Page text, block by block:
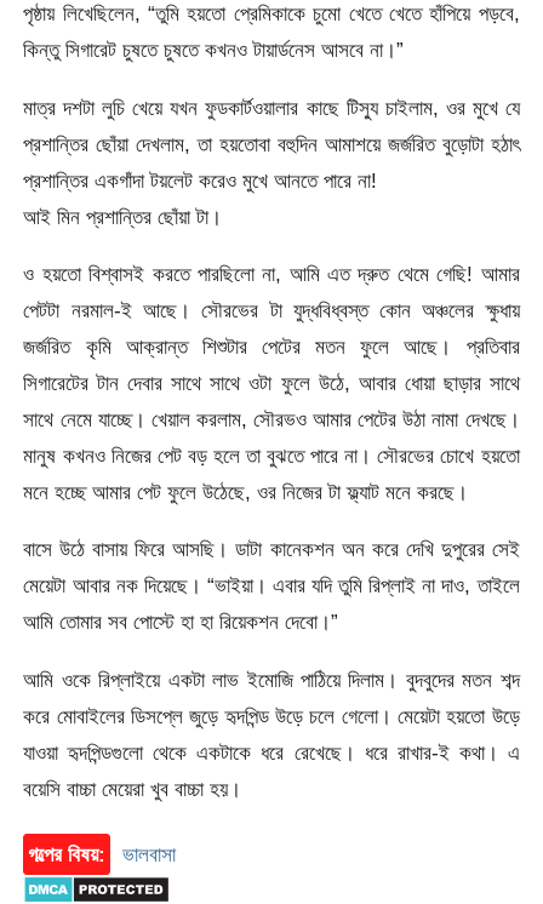
পৃষ্ঠায় লিখেছিলেন, “তুমি হয়তো প্রেমিকাকে চুমো খেতে খেতে হাঁপিয়ে পড়বে,
কিন্তু সিগারেট চুষতে চুষতে কখনও টায়ার্ডনেস আসবে না।”
মাত্র দশটা লুচি খেয়ে যখন ফুডকার্টওয়ালার কাছে টিস্যু চাইলাম, ওর মুখে যে
প্রশান্তির ছোঁয়া দেখলাম, তা হয়তোবা বহুদিন আমাশয়ে জর্জরিত বুড়োটা হঠাৎ
প্রশান্তির একগাঁদা টয়লেট করেও মুখে আনতে পারে না!
আই মিন প্রশান্তির ছোঁয়া টা।
ও হয়তো বিশ্বাসই করতে পারছিলো না, আমি এত দ্রুত থেমে গেছি! আমার
পেটটা নরমাল-ই আছে। সৌরভের টা যুদ্ধবিধ্বস্ত কোন অঞ্চলের ক্ষুধায়
জর্জরিত কৃমি আক্রান্ত শিশুটার পেটের মতন ফুলে আছে। প্রতিবার
সিগারেটের টান দেবার সাথে সাথে ওটা ফুলে উঠে, আবার ধোয়া ছাড়ার সাথে
সাথে নেমে যাচ্ছে। খেয়াল করলাম, সৌরভও আমার পেটের উঠা নামা দেখছে।
মানুষ কখনও নিজের পেট বড় হলে তা বুঝতে পারে না। সৌরভের চোখে হয়তো
মনে হচ্ছে আমার পেট ফুলে উঠেছে, ওর নিজের টা ফ্ল্যাট মনে করছে।
বাসে উঠে বাসায় ফিরে আসছি। ডাটা কানেকশন অন করে দেখি দুপুরের সেই
মেয়েটা আবার নক দিয়েছে। “ভাইয়া। এবার যদি তুমি রিপ্লাই না দাও, তাইলে
আমি তোমার সব পোস্টে হা হা রিয়েকশন দেবো।”
আমি ওকে রিপ্লাইয়ে একটা লাভ ইমোজি পাঠিয়ে দিলাম। বুদবুদের মতন শব্দ
করে মোবাইলের ডিসপ্লে জুড়ে হৃদপিন্ড উড়ে চলে গেলো। মেয়েটা হয়তো উড়ে
যাওয়া হৃদপিন্ডগুলো থেকে একটাকে ধরে রেখেছে। ধরে রাখার-ই কথা। এ
বয়েসি বাচ্চা মেয়েরা খুব বাচ্চা হয়।
গল্পের বিষয়: ভালবাসা